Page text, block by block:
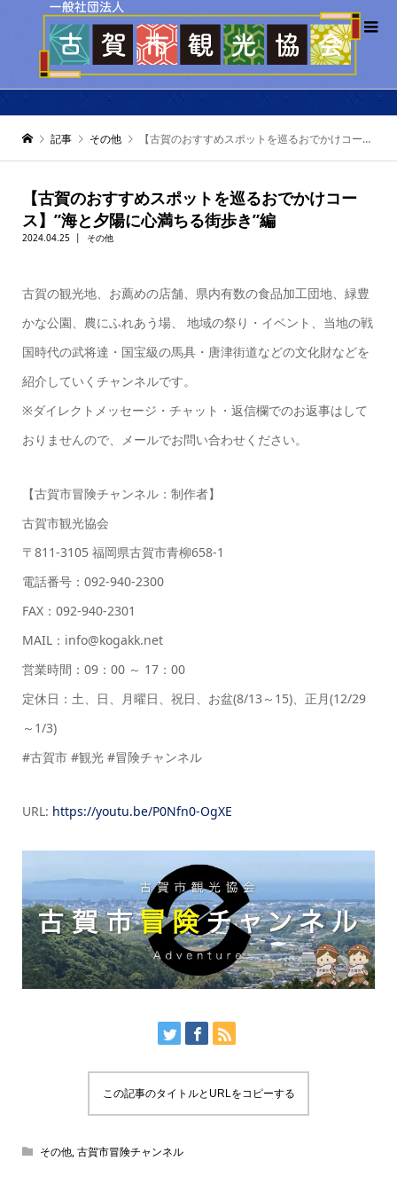
記事 その他 【古賀のおすすめスポットを巡るおでかけコース】”海と夕陽に心満ちる街歩き”編
【古賀のおすすめスポットを巡るおでかけコー
ス】”海と夕陽に心満ちる街歩き”編
2024.04.25 その他
古賀の観光地、お薦めの店舗、県内有数の食品加工団地、緑豊
かな公園、農にふれあう場、 地域の祭り・イベント、当地の戦
国時代の武将達・国宝級の馬具・唐津街道などの文化財などを
紹介していくチャンネルです。
※ダイレクトメッセージ・チャット・返信欄でのお返事はして
おりませんので、メールでお問い合わせください。
【古賀市冒険チャンネル：制作者】
古賀市観光協会
〒811-3105 福岡県古賀市青柳658-1
電話番号：092-940-2300
FAX：092-940-2301
MAIL：info@kogakk.net
営業時間：09：00 ～ 17：00
定休日：土、日、月曜日、祝日、お盆(8/13～15)、正月(12/29
～1/3)
#古賀市 #観光 #冒険チャンネル
URL: https://youtu.be/P0Nfn0-OgXE
この記事のタイトルとURLをコピーする
その他,古賀市冒険チャンネル